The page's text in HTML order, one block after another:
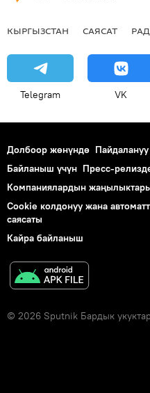
КЫРГЫЗСТАН САЯСАТ
Telegram VK
Долбоор жөнүндө
Байланыш үчүн Пресс-
Компаниялардын
Cookie колдонуу жана
саясаты
Кайра байланыш
© 2026 Sputnik Бардык